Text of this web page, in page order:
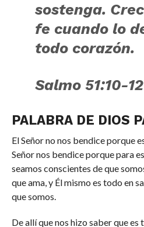
sostenga.
fe cuando lo
todo corazón.
Salmo 51:10-12
PALABRA DE DIOS
El Señor no nos bendice porque
Señor nos bendice porque para
seamos conscientes de que
que ama, y Él mismo es todo en
que somos.
De allí que nos hizo saber que